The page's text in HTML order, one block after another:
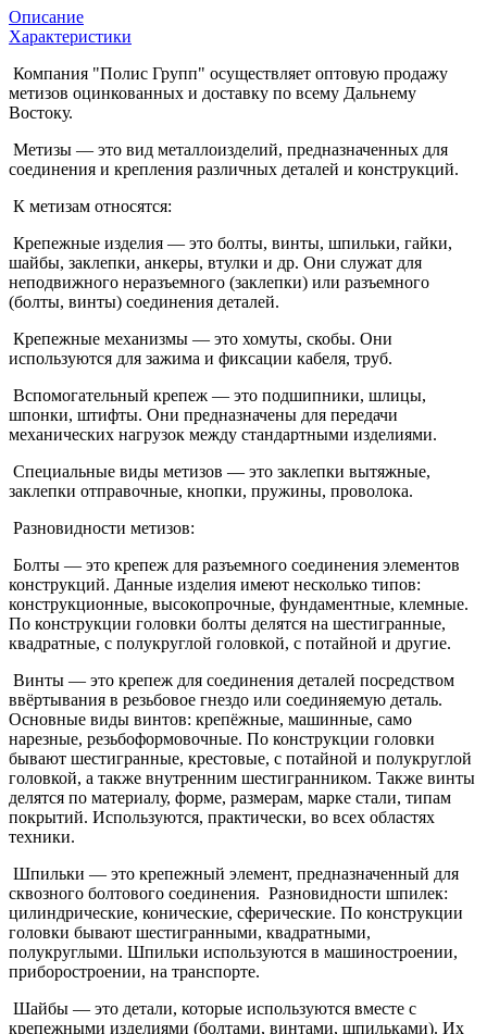
Описание
Характеристики
Компания "Полис Групп" осуществляет оптовую продажу
метизов оцинкованных и доставку по всему Дальнему
Востоку.
Метизы — это вид металлоизделий, предназначенных для
соединения и крепления различных деталей и конструкций.
К метизам относятся:
Крепежные изделия — это болты, винты, шпильки, гайки,
шайбы, заклепки, анкеры, втулки и др. Они служат для
неподвижного неразъемного (заклепки) или разъемного
(болты, винты) соединения деталей.
Крепежные механизмы — это хомуты, скобы. Они
используются для зажима и фиксации кабеля, труб.
Вспомогательный крепеж — это подшипники, шлицы,
шпонки, штифты. Они предназначены для передачи
механических нагрузок между стандартными изделиями.
Специальные виды метизов — это заклепки вытяжные,
заклепки отправочные, кнопки, пружины, проволока.
Разновидности метизов:
Болты — это крепеж для разъемного соединения элементов
конструкций. Данные изделия имеют несколько типов:
конструкционные, высокопрочные, фундаментные, клемные.
По конструкции головки болты делятся на шестигранные,
квадратные, с полукруглой головкой, с потайной и другие.
Винты — это крепеж для соединения деталей посредством
ввёртывания в резьбовое гнездо или соединяемую деталь.
Основные виды винтов: крепёжные, машинные, само
нарезные, резьбоформовочные. По конструкции головки
бывают шестигранные, крестовые, с потайной и полукруглой
головкой, а также внутренним шестигранником. Также винты
делятся по материалу, форме, размерам, марке стали, типам
покрытий. Используются, практически, во всех областях
техники.
Шпильки — это крепежный элемент, предназначенный для
сквозного болтового соединения. Разновидности шпилек:
цилиндрические, конические, сферические. По конструкции
головки бывают шестигранными, квадратными,
полукруглыми. Шпильки используются в машиностроении,
приборостроении, на транспорте.
Шайбы — это детали, которые используются вместе с
крепежными изделиями (болтами, винтами, шпильками). Их